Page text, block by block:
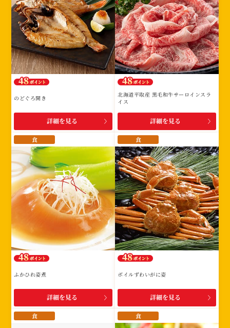
のどぐろ開き
詳細を見る
北海道平取産 黒毛和牛サーロインスラ
イス
詳細を見る
食
ふかひれ姿煮
詳細を見る
食
ボイルずわいがに姿
詳細を見る
食 食